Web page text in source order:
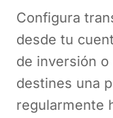
Configura
desde tu
de inversión o
destines una
regularmente